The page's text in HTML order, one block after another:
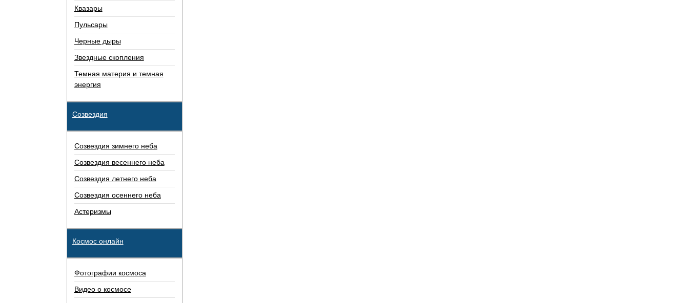
Квазары
Пульсары
Черные дыры
Звездные скопления
Темная материя и темная
энергия
Созвездия
Созвездия зимнего неба
Созвездия весеннего неба
Созвездия летнего неба
Созвездия осеннего неба
Астеризмы
Космос онлайн
Фотографии космоса
Видео о космосе